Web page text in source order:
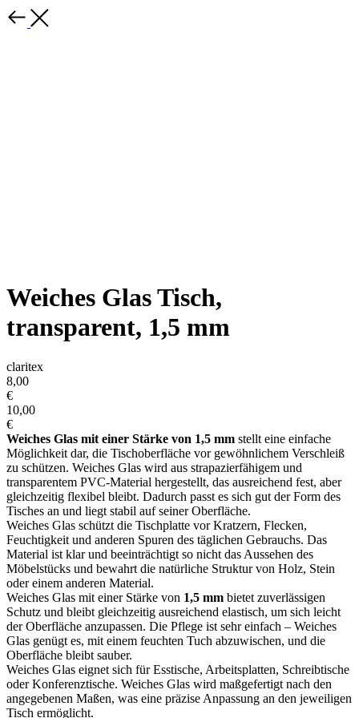
Weiches Glas Tisch,
transparent, 1,5 mm
claritex
8,00
€
10,00
€
Weiches Glas mit einer Stärke von 1,5 mm stellt eine einfache
Möglichkeit dar, die Tischoberfläche vor gewöhnlichem Verschleiß
zu schützen. Weiches Glas wird aus strapazierfähigem und
transparentem PVC-Material hergestellt, das ausreichend fest, aber
gleichzeitig flexibel bleibt. Dadurch passt es sich gut der Form des
Tisches an und liegt stabil auf seiner Oberfläche.
Weiches Glas schützt die Tischplatte vor Kratzern, Flecken,
Feuchtigkeit und anderen Spuren des täglichen Gebrauchs. Das
Material ist klar und beeinträchtigt so nicht das Aussehen des
Möbelstücks und bewahrt die natürliche Struktur von Holz, Stein
oder einem anderen Material.
Weiches Glas mit einer Stärke von 1,5 mm bietet zuverlässigen
Schutz und bleibt gleichzeitig ausreichend elastisch, um sich leicht
der Oberfläche anzupassen. Die Pflege ist sehr einfach – Weiches
Glas genügt es, mit einem feuchten Tuch abzuwischen, und die
Oberfläche bleibt sauber.
Weiches Glas eignet sich für Esstische, Arbeitsplatten, Schreibtische
oder Konferenztische. Weiches Glas wird maßgefertigt nach den
angegebenen Maßen, was eine präzise Anpassung an den jeweiligen
Tisch ermöglicht.